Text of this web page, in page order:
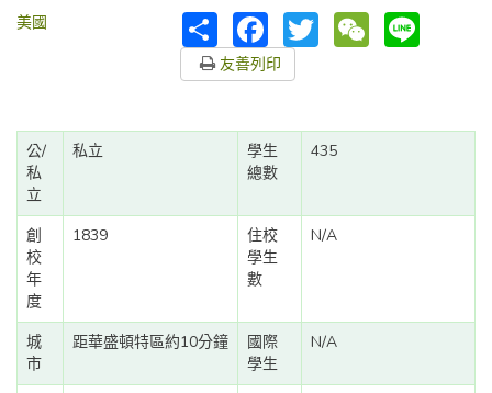
美國
分
FacebookTwitter WeChat
友善列印
公/
私
立
私立
學生
總數
435
創
校
年
度
1839
住校
學生
數
N/A
城
市
距華盛頓特區約10分鐘
國際
學生
N/A